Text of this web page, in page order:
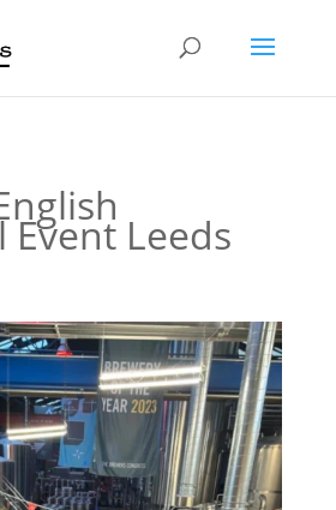
Event Leeds